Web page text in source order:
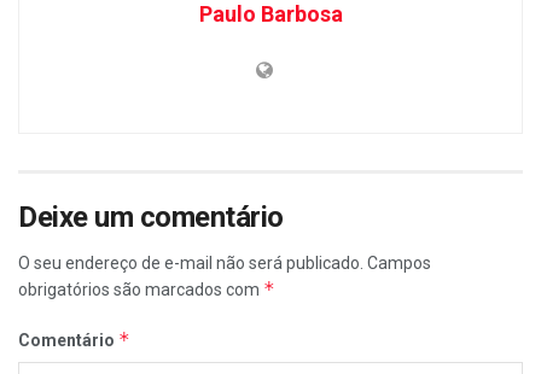
Paulo Barbosa
Deixe um comentário
O seu endereço de e-mail não será publicado. Campos
obrigatórios são marcados com *
Comentário *